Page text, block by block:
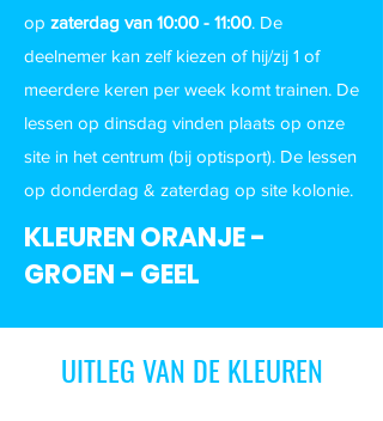
op zaterdag van 10:00 - 11:00. De
deelnemer kan zelf kiezen of hij/zij 1 of
meerdere keren per week komt trainen. De
lessen op dinsdag vinden plaats op onze
site in het centrum (bij optisport). De lessen
op donderdag & zaterdag op site kolonie.
KLEUREN ORANJE -
GROEN - GEEL
UITLEG VAN DE KLEUREN